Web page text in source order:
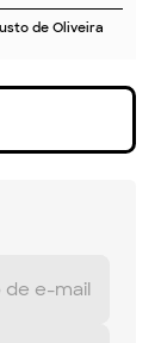
de Oliveira